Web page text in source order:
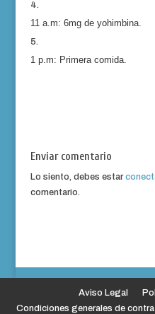
11 a.m: 6mg de yohimbina.
1 p.m: Primera comida.
Enviar comentario
Lo siento, debes estar
comentario.
Aviso Legal
Condiciones generales de